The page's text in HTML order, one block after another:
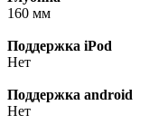
160 мм
Поддержка iPod
Нет
Поддержка android
Нет